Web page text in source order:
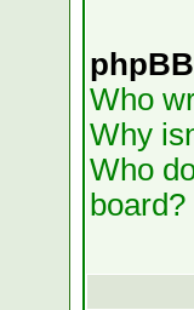
Who
Why
Who
board?